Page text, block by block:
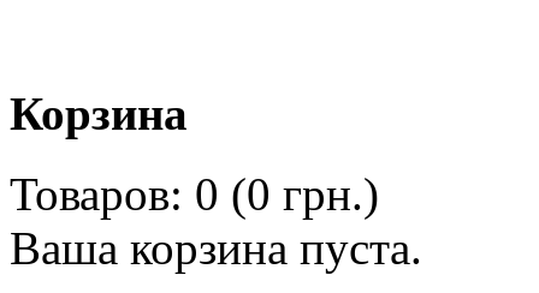
Корзина
Товаров: 0 (0 грн.)
Ваша корзина пуста.